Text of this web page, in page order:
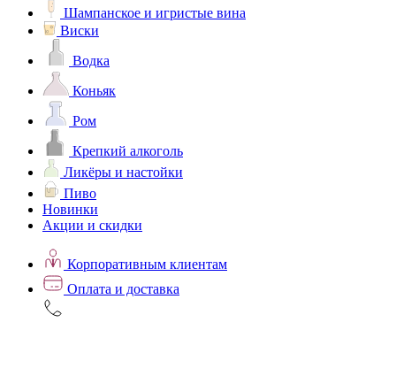
Шампанское и игристые вина
Виски
Водка
Коньяк
Ром
Крепкий алкоголь
Ликёры и настойки
Пиво
Новинки
Акции и скидки
Корпоративным клиентам
Оплата и доставка